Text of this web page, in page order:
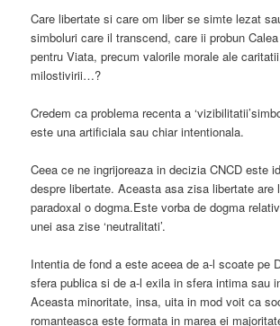
Care libertate si care om liber se simte lezat
simboluri care il transcend, care ii probun
pentru Viata, precum valorile morale ale
milostivirii…?
Credem ca problema recenta a
este una artificiala sau chiar intentionala.
Ceea ce ne ingrijoreaza in decizia CNCD este
despre libertate. Aceasta asa zisa libertate are
paradoxal o dogma.Este vorba de dogma
unei asa zise ‘neutralitati’.
Intentia de fond a este aceea de a-l scoate pe
sfera publica si de a-l exila in sfera intima sau
Aceasta minoritate, insa, uita in mod voit ca
romanteasca este formata in marea ei